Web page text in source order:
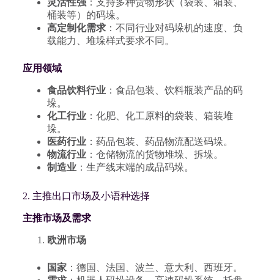
灵活性强：支持多种货物形状（袋装、箱装、
桶装等）的码垛。
高定制化需求：不同行业对码垛机的速度、负
载能力、堆垛样式要求不同。
应用领域
食品饮料行业：食品包装、饮料瓶装产品的码
垛。
化工行业：化肥、化工原料的袋装、箱装堆
垛。
医药行业：药品包装、药品物流配送码垛。
物流行业：仓储物流的货物堆垛、拆垛。
制造业：生产线末端的成品码垛。
2. 主推出口市场及小语种选择
主推市场及需求
欧洲市场
国家：德国、法国、波兰、意大利、西班牙。